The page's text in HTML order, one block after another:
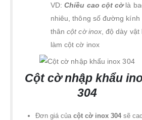
VD:Chiều cao cột cờlà
nhiêu, thông số đường kính
thâncột cờ inox, độ dày vật
làm cột cờ inox
Cột cờ nhập khẩu
304
Đơn giá của cột cờ inox 304sẽ